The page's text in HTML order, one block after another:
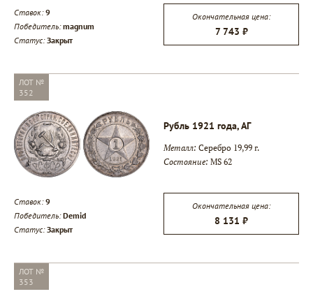
Ставок:9
Победитель: magnum
Статус:Закрыт
Окончательная цена:
7 743 ₽
ЛОТ №
352
Рубль 1921 года, АГ
Металл: Серебро 19,99 г.
Состояние: MS 62
Ставок:9
Победитель: Demid
Статус:Закрыт
Окончательная цена:
8 131 ₽
ЛОТ №
353